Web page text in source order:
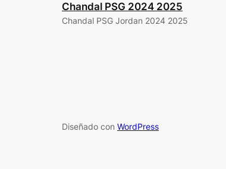
Chandal PSG 2024 2025
Chandal PSG Jordan 2024 2025
Diseñado con WordPress